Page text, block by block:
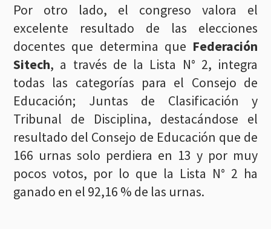
Por otro lado, el congreso valora el
excelente resultado de las elecciones
docentes que determina que Federación
Sitech, a través de la Lista N° 2, integra
todas las categorías para el Consejo de
Educación; Juntas de Clasificación y
Tribunal de Disciplina, destacándose el
resultado del Consejo de Educación que de
166 urnas solo perdiera en 13 y por muy
pocos votos, por lo que la Lista N° 2 ha
ganado en el 92,16 % de las urnas.